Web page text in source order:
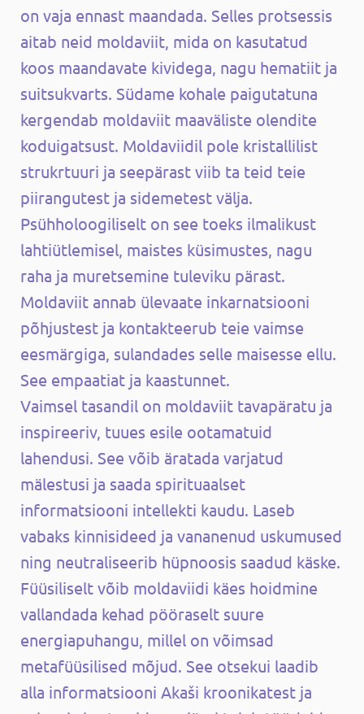
on vaja ennast maandada. Selles protsessis
aitab neid moldaviit, mida on kasutatud
koos maandavate kividega, nagu hematiit ja
suitsukvarts. Südame kohale paigutatuna
kergendab moldaviit maaväliste olendite
koduigatsust. Moldaviidil pole kristallilist
strukrtuuri ja seepärast viib ta teid teie
piirangutest ja sidemetest välja.
Psühholoogiliselt on see toeks ilmalikust
lahtiütlemisel, maistes küsimustes, nagu
raha ja muretsemine tuleviku pärast.
Moldaviit annab ülevaate inkarnatsiooni
põhjustest ja kontakteerub teie vaimse
eesmärgiga, sulandades selle maisesse ellu.
See empaatiat ja kaastunnet.
Vaimsel tasandil on moldaviit tavapäratu ja
inspireeriv, tuues esile ootamatuid
lahendusi. See võib äratada varjatud
mälestusi ja saada spirituaalset
informatsiooni intellekti kaudu. Laseb
vabaks kinnisideed ja vananenud uskumused
ning neutraliseerib hüpnoosis saadud käske.
Füüsiliselt võib moldaviidi käes hoidmine
vallandada kehad pööraselt suure
energiapuhangu, millel on võimsad
metafüüsilised mõjud. See otsekui laadib
alla informatsiooni Akaši kroonikatest ja